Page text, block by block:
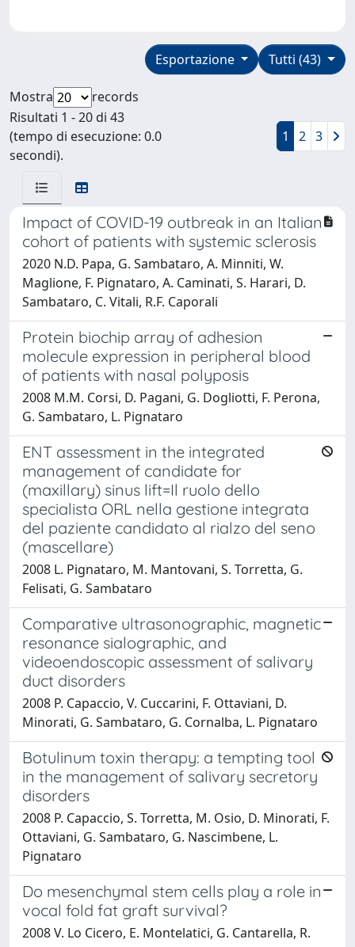
Tutti (43)
Esportazione
Mostra
records
Risultati 1 - 20 di 43
(tempo di esecuzione: 0.0
secondi).
1 2 3
Impact of COVID-19 outbreak in an Italian
cohort of patients with systemic sclerosis
2020 N.D. Papa, G. Sambataro, A. Minniti, W.
Maglione, F. Pignataro, A. Caminati, S. Harari, D.
Sambataro, C. Vitali, R.F. Caporali
Protein biochip array of adhesion
molecule expression in peripheral blood
of patients with nasal polyposis
2008 M.M. Corsi, D. Pagani, G. Dogliotti, F. Perona,
G. Sambataro, L. Pignataro
ENT assessment in the integrated
management of candidate for
(maxillary) sinus lift=Il ruolo dello
specialista ORL nella gestione integrata
del paziente candidato al rialzo del seno
(mascellare)
2008 L. Pignataro, M. Mantovani, S. Torretta, G.
Felisati, G. Sambataro
Comparative ultrasonographic, magnetic
resonance sialographic, and
videoendoscopic assessment of salivary
duct disorders
2008 P. Capaccio, V. Cuccarini, F. Ottaviani, D.
Minorati, G. Sambataro, G. Cornalba, L. Pignataro
Botulinum toxin therapy: a tempting tool
in the management of salivary secretory
disorders
2008 P. Capaccio, S. Torretta, M. Osio, D. Minorati, F.
Ottaviani, G. Sambataro, G. Nascimbene, L.
Pignataro
Do mesenchymal stem cells play a role in
vocal fold fat graft survival?
2008 V. Lo Cicero, E. Montelatici, G. Cantarella, R.